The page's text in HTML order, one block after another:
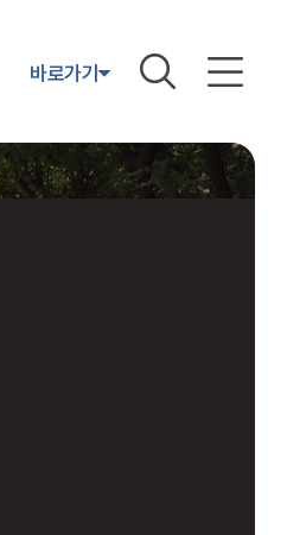
바로가기